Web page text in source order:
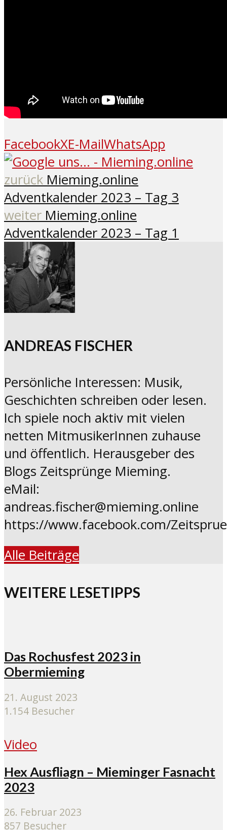
FacebookXE-MailWhatsApp
zurück Mieming.online
Adventkalender 2023 – Tag 3
weiter Mieming.online
Adventkalender 2023 – Tag 1
ANDREAS FISCHER
Persönliche Interessen: Musik,
Geschichten schreiben oder lesen.
Ich spiele noch aktiv mit vielen
netten MitmusikerInnen zuhause
und öffentlich. Herausgeber des
Blogs Zeitsprünge Mieming.
eMail:
andreas.fischer@mieming.online
https://www.facebook.com/
Alle Beiträge
WEITERE LESETIPPS
Das Rochusfest 2023 in
Obermieming
21. August 2023
1.154 Besucher
Video
Hex Ausfliagn – Mieminger Fasnacht
2023
26. Februar 2023
857 Besucher